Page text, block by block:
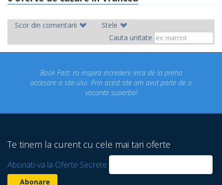
Scor din comentarii
Stele
Cauta unitate
inspira incredere inca de la prima
ului. Prin acest site am avut parte de o
Concediul nostru
un concediu de
Te tinem la curent cu cele mai tari oferte
Abonati-va la Oferte Secrete